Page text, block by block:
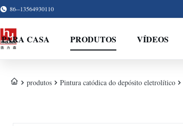
86--13564930110
PARA CASA PRODUTOS VÍDEOS
produtos Pintura catódica do depósito eletrolítico